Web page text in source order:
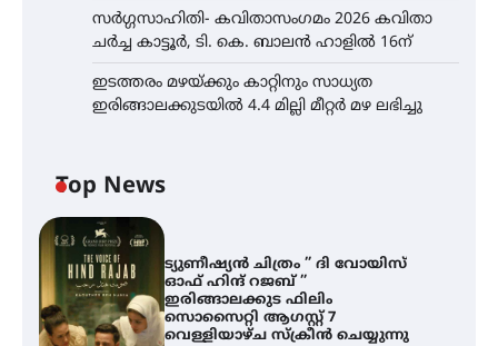
സർഗ്ഗസാഹിതി- കവിതാസംഗമം 2026 കവിതാ
ചർച്ച കാട്ടൂർ, ടി. കെ. ബാലൻ ഹാളിൽ 16ന്
ഇടത്തരം മഴയ്ക്കും കാറ്റിനും സാധ്യത
ഇരിങ്ങാലക്കുടയിൽ 4.4 മില്ലി മീറ്റർ മഴ ലഭിച്ചു
Top News
ട്യുണീഷ്യൻ ചിത്രം ” ദി വോയിസ്
ഓഫ് ഹിന്ദ് റജബ് ”
ഇരിങ്ങാലക്കുട ഫിലിം
സൊസൈറ്റി ആഗസ്റ്റ് 7
വെള്ളിയാഴ്ച സ്‌ക്രീൻ ചെയ്യുന്നു